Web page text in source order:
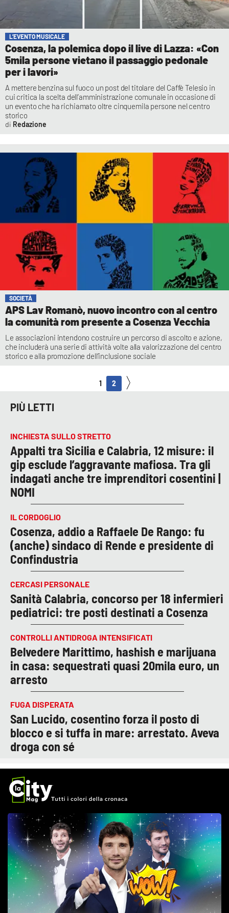
L’EVENTO MUSICALE
Cosenza, la polemica dopo il live di Lazza: «Con
5mila persone vietano il passaggio pedonale
per i lavori»
A mettere benzina sul fuoco un post del titolare del Caffè Telesio in
cui critica la scelta dell’amministrazione comunale in occasione di
un evento che ha richiamato oltre cinquemila persone nel centro
storico
Redazione
SOCIETÀ
APS Lav Romanò, nuovo incontro con al centro
la comunità rom presente a Cosenza Vecchia
Le associazioni intendono costruire un percorso di ascolto e azione,
che includerà una serie di attività volte alla valorizzazione del centro
storico e alla promozione dell’inclusione sociale
1 2
PIÙ LETTI
INCHIESTA SULLO STRETTO
Appalti tra Sicilia e Calabria, 12 misure: il
gip esclude l’aggravante mafiosa. Tra gli
indagati anche tre imprenditori cosentini |
NOMI
IL CORDOGLIO
Cosenza, addio a Raffaele De Rango: fu
(anche) sindaco di Rende e presidente di
Confindustria
CERCASI PERSONALE
Sanità Calabria, concorso per 18 infermieri
pediatrici: tre posti destinati a Cosenza
CONTROLLI ANTIDROGA INTENSIFICATI
Belvedere Marittimo, hashish e marijuana
in casa: sequestrati quasi 20mila euro, un
arresto
FUGA DISPERATA
San Lucido, cosentino forza il posto di
blocco e si tuffa in mare: arrestato. Aveva
droga con sé